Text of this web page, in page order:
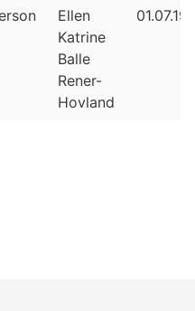
Ellen
Katrine
Balle
Rener-
Hovland